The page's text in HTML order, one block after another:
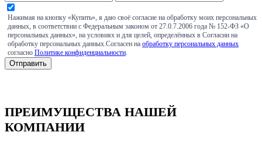
Нажимая на кнопку «Купить», я даю своё согласие на обработку моих персональных
данных, в соответствии с Федеральным законом от 27.0.7.2006 года № 152-ФЗ «О
персональных данных», на условиях и для целей, определённых в Согласии на
обработку персональных данных.Согласен на обработку персональных данных
согласно Политике конфиденциальности
ПРЕИМУЩЕСТВА НАШЕЙ
КОМПАНИИ